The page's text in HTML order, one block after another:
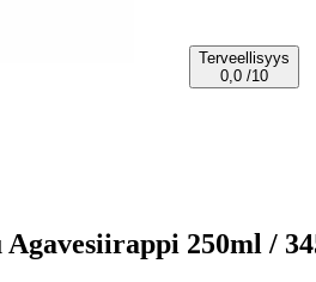
Terveellisyys
0,0 /10
250ml /